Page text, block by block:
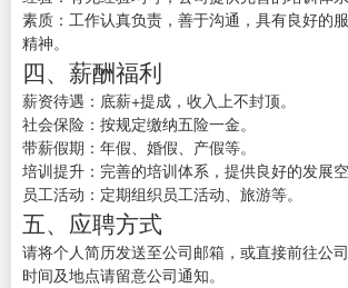
素质：工作认真负责，善于沟通，具有良好的
精神。
四、薪酬福利
薪资待遇：底薪+提成，收入上不封顶。
社会保险：按规定缴纳五险一金。
带薪假期：年假、婚假、产假等。
培训提升：完善的培训体系，提供良好的发展空
员工活动：定期组织员工活动、旅游等。
五、应聘方式
请将个人简历发送至公司邮箱，或直接前往公
时间及地点请留意公司通知。